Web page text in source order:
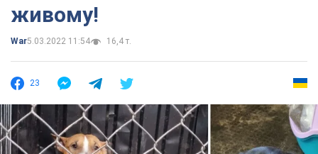
живому!
War5.03.2022 11:54 16,4 т.
23